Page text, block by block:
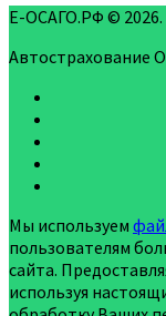
Е-ОСАГО.РФ ©
Автострахование
Мы используем
пользователям
сайта.
используя